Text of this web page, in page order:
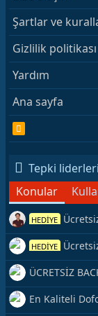
Şartlar ve
Gizlilik politikası
Yardım
Ana sayfa
S
Tepki liderleri
Konular
HEDİYE
Kaynağı
HEDİYE
Veriyorum
ÜCRETSİZ
Hemen Yetiş!
En Kaliteli